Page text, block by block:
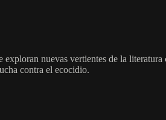
nuevas vertientes de la
contra el ecocidio.